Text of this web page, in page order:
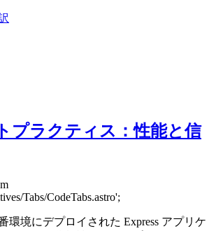
プラクティス：性能と信
Tabs/CodeTabs.astro';
環境にデプロイされた Express アプリケ